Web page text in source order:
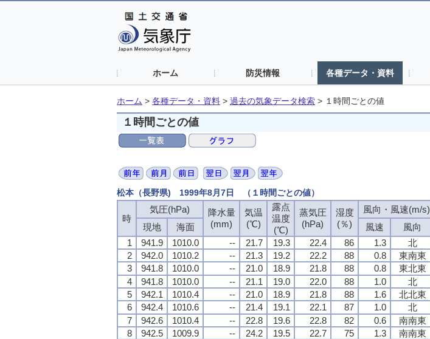
ホーム 防災情報 各種データ・資料
ホーム > 各種データ・資料 > 過去の気象データ検索 > １時間ごとの値
１時間ごとの値
松本（長野県) 1999年8月7日 （１時間ごとの値）
時
気圧(hPa)
降水量
(mm)
気温
(℃)
露点
温度
(℃)
蒸気圧
(hPa)
湿度
(％)
風向・風速(m/s)
現地 海面 風速 風向
1
941.9 1010.0 -- 21.7 19.3 22.4 86 1.3
北
2
942.0 1010.2 -- 21.3 19.2 22.2 88 0.8
東南東
3
941.8 1010.0 -- 21.0 18.9 21.8 88 0.8 東北東
4
941.8 1010.0 -- 21.1 19.0 22.0 88 1.0
北
5
942.1 1010.4 -- 21.0 18.9 21.8 88 1.6 北北東
6
942.4 1010.6 -- 21.4 19.1 22.1 87 1.0 北
7
942.6 1010.4 -- 22.8 19.6 22.8 82 0.6 南南東
8
942.5 1009.9 -- 24.2 19.5 22.7 75 1.3 南南東